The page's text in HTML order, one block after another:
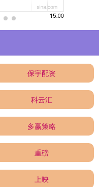
保宇配资
科云汇
多赢策略
重磅
上映